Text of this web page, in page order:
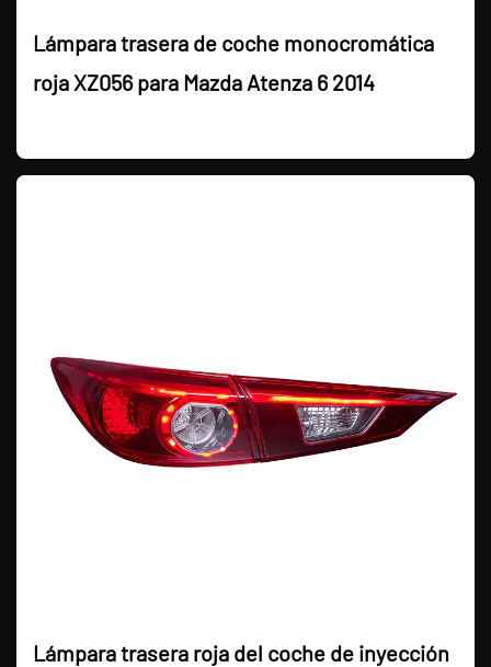
Lámpara trasera de coche monocromática
roja XZ056 para Mazda Atenza 6 2014
Lámpara trasera roja del coche de inyección